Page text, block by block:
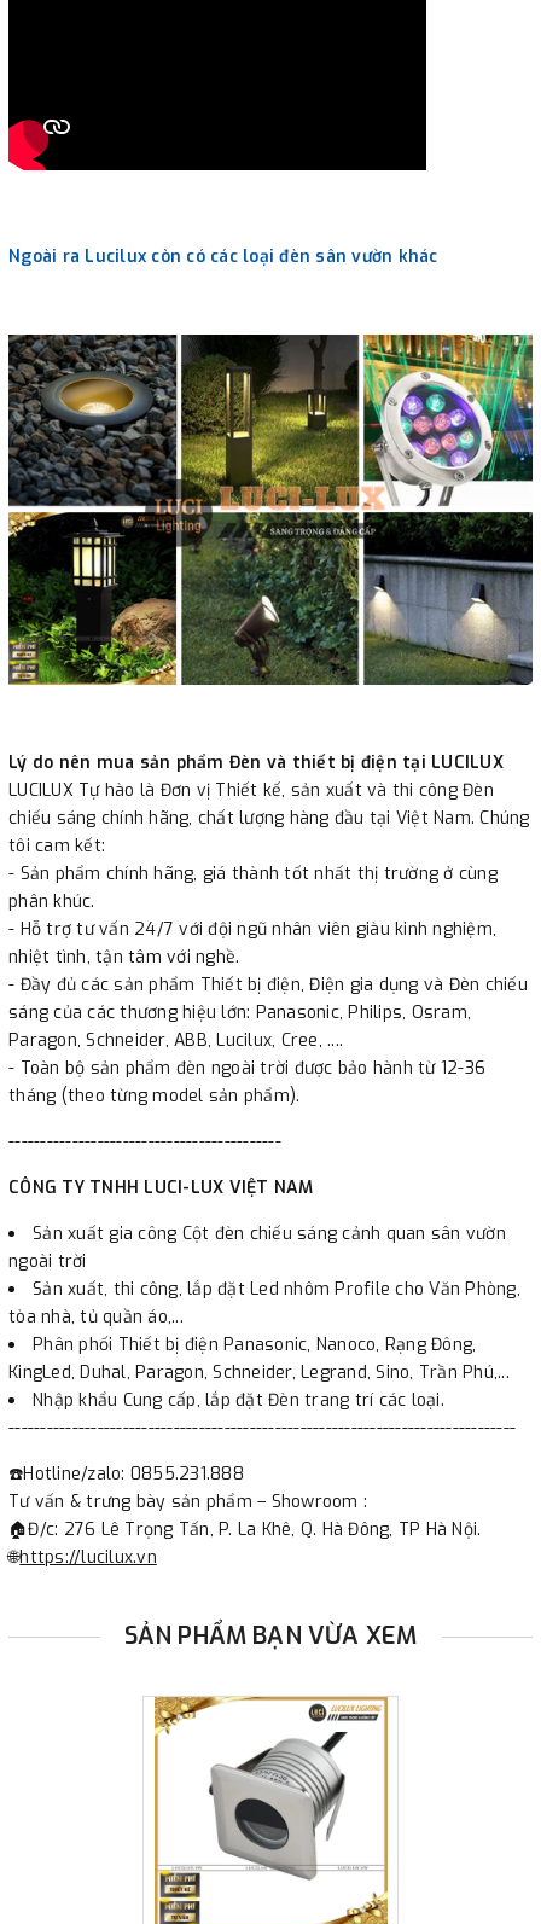
Ngoài ra Lucilux còn có các loại đèn sân vườn khác
Lý do nên mua sản phẩm Đèn và thiết bị điện tại LUCILUX
LUCILUX Tự hào là Đơn vị Thiết kế, sản xuất và thi công Đèn
chiếu sáng chính hãng, chất lượng hàng đầu tại Việt Nam. Chúng
tôi cam kết:
- Sản phẩm chính hãng, giá thành tốt nhất thị trường ở cùng
phân khúc.
- Hỗ trợ tư vấn 24/7 với đội ngũ nhân viên giàu kinh nghiệm,
nhiệt tình, tận tâm với nghề.
- Đầy đủ các sản phẩm Thiết bị điện, Điện gia dụng và Đèn chiếu
sáng của các thương hiệu lớn: Panasonic, Philips, Osram,
Paragon, Schneider, ABB, Lucilux, Cree, ....
- Toàn bộ sản phẩm đèn ngoài trời được bảo hành từ 12-36
tháng (theo từng model sản phẩm).
-------------------------------------------
CÔNG TY TNHH LUCI-LUX VIỆT NAM
Sản xuất gia công Cột đèn chiếu sáng cảnh quan sân vườn
ngoài trời
Sản xuất, thi công, lắp đặt Led nhôm Profile cho Văn Phòng,
tòa nhà, tủ quần áo,...
Phân phối Thiết bị điện Panasonic, Nanoco, Rạng Đông,
KingLed, Duhal, Paragon, Schneider, Legrand, Sino, Trần Phú,...
Nhập khẩu Cung cấp, lắp đặt Đèn trang trí các loại.
--------------------------------------------------------------------------------
☎️Hotline/zalo: 0855.231.888
Tư vấn & trưng bày sản phẩm – Showroom :
🏠Đ/c: 276 Lê Trọng Tấn, P. La Khê, Q. Hà Đông, TP Hà Nội.
🌐https://lucilux.vn
SẢN PHẨM BẠN VỪA XEM